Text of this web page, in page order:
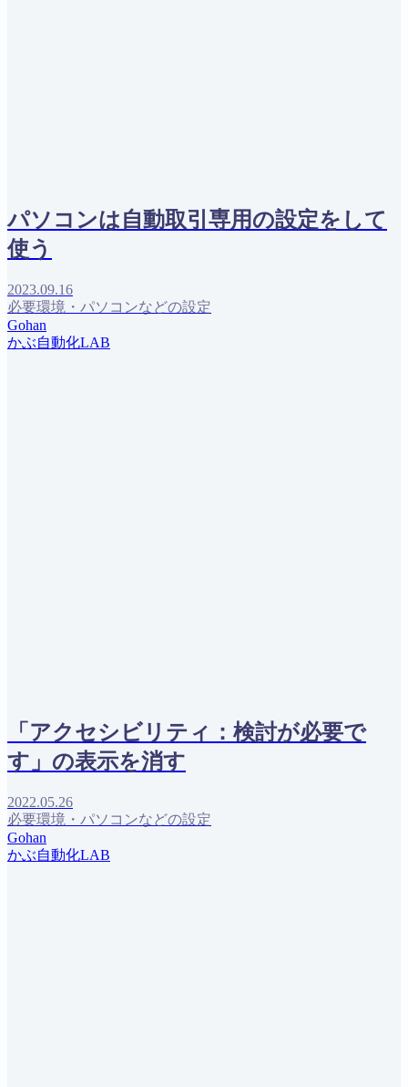
パソコンは自動取引専用の設定をして
使う
2023.09.16
必要環境・パソコンなどの設定
Gohan
かぶ自動化LAB
「アクセシビリティ：検討が必要で
す」の表示を消す
2022.05.26
必要環境・パソコンなどの設定
Gohan
かぶ自動化LAB